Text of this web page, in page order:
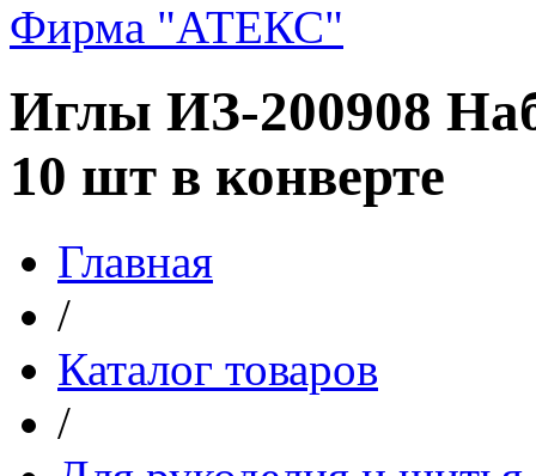
Фирма "АТЕКС"
Иглы ИЗ-200908
10 шт в конверте
Главная
/
Каталог товаров
/